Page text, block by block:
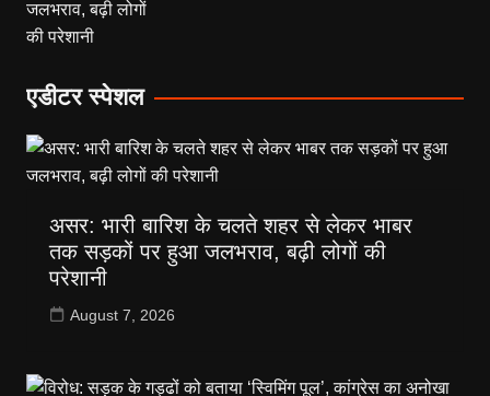
एडीटर स्पेशल
असर: भारी बारिश के चलते शहर से लेकर भाबर
तक सड़कों पर हुआ जलभराव, बढ़ी लोगों की
परेशानी
August 7, 2026